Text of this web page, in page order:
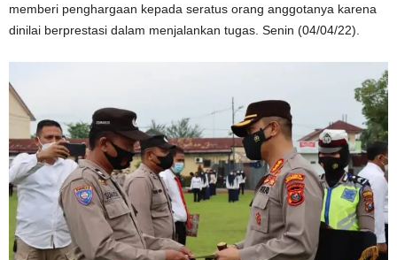
memberi penghargaan kepada seratus orang anggotanya karena
dinilai berprestasi dalam menjalankan tugas. Senin (04/04/22).